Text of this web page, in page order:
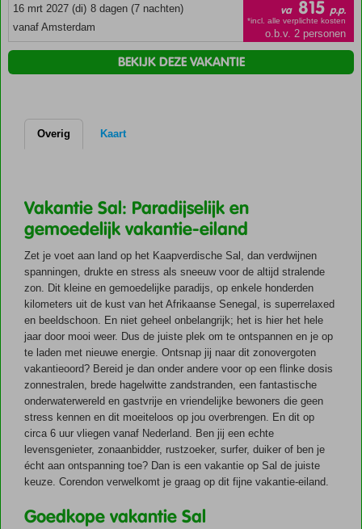
16 mrt 2027 (di) 8 dagen (7 nachten)
vanaf Amsterdam
va 815 p.p.
*incl. alle verplichte kosten
o.b.v. 2 personen
BEKIJK DEZE VAKANTIE
Overig Kaart
Vakantie Sal: Paradijselijk en
gemoedelijk vakantie-eiland
Zet je voet aan land op het Kaapverdische Sal, dan verdwijnen
spanningen, drukte en stress als sneeuw voor de altijd stralende
zon. Dit kleine en gemoedelijke paradijs, op enkele honderden
kilometers uit de kust van het Afrikaanse Senegal, is superrelaxed
en beeldschoon. En niet geheel onbelangrijk; het is hier het hele
jaar door mooi weer. Dus de juiste plek om te ontspannen en je op
te laden met nieuwe energie. Ontsnap jij naar dit zonovergoten
vakantieoord? Bereid je dan onder andere voor op een flinke dosis
zonnestralen, brede hagelwitte zandstranden, een fantastische
onderwaterwereld en gastvrije en vriendelijke bewoners die geen
stress kennen en dit moeiteloos op jou overbrengen. En dit op
circa 6 uur vliegen vanaf Nederland. Ben jij een echte
levensgenieter, zonaanbidder, rustzoeker, surfer, duiker of ben je
écht aan ontspanning toe? Dan is een vakantie op Sal de juiste
keuze. Corendon verwelkomt je graag op dit fijne vakantie-eiland.
Goedkope vakantie Sal